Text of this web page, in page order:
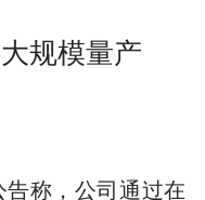
规模量产
称，公司通过在